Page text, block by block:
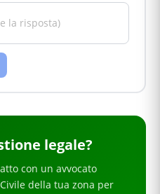
legale?
con un avvocato
della tua zona per